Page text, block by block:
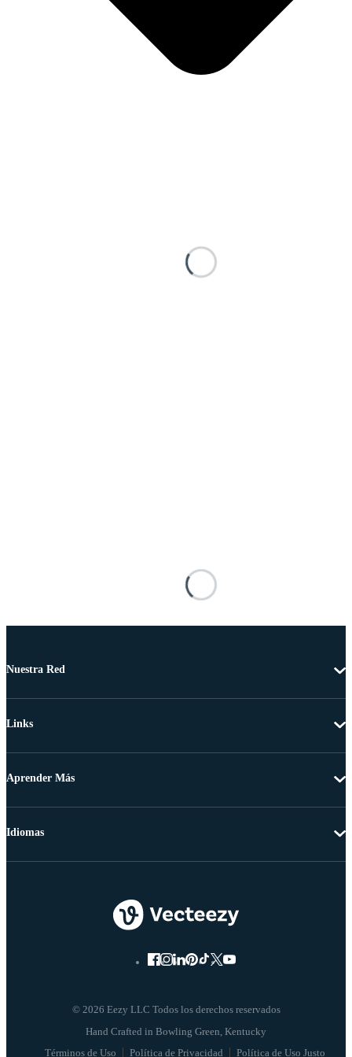
Nuestra Red
Links
Aprender Más
© 2026 Eezy LLC Todos los derechos reservados
Términos de Uso Política de Privacidad Política de Uso Justo
Idiomas